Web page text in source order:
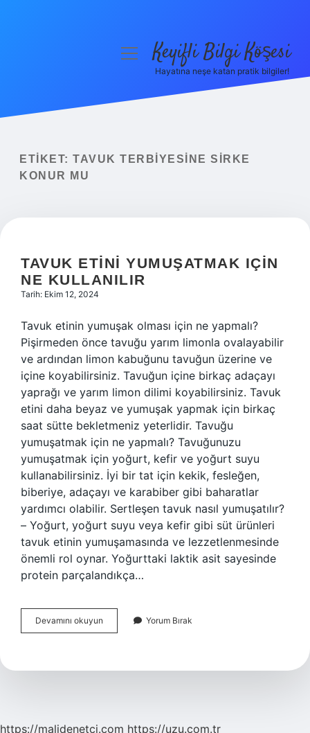
Yasal Uyarı
menüyüKeyifli Bilgi Köşesi
Hayatına neşe katan pratik bilgiler!
ETIKET: TAVUK TERBIYESINE SIRKE
KONUR MU
TAVUK ETINI YUMUŞATMAK IÇIN
NE KULLANILIR
Tarih: Ekim 12, 2024
Tavuk etinin yumuşak olması için ne yapmalı?
Pişirmeden önce tavuğu yarım limonla ovalayabilir
ve ardından limon kabuğunu tavuğun üzerine ve
içine koyabilirsiniz. Tavuğun içine birkaç adaçayı
yaprağı ve yarım limon dilimi koyabilirsiniz. Tavuk
etini daha beyaz ve yumuşak yapmak için birkaç
saat sütte bekletmeniz yeterlidir. Tavuğu
yumuşatmak için ne yapmalı? Tavuğunuzu
yumuşatmak için yoğurt, kefir ve yoğurt suyu
kullanabilirsiniz. İyi bir tat için kekik, fesleğen,
biberiye, adaçayı ve karabiber gibi baharatlar
yardımcı olabilir. Sertleşen tavuk nasıl yumuşatılır?
– Yoğurt, yoğurt suyu veya kefir gibi süt ürünleri
tavuk etinin yumuşamasında ve lezzetlenmesinde
önemli rol oynar. Yoğurttaki laktik asit sayesinde
protein parçalandıkça…
Devamını okuyun
Etini
Ne
Yorum Bırak
https://malidenetci.com https://uzu.com.tr